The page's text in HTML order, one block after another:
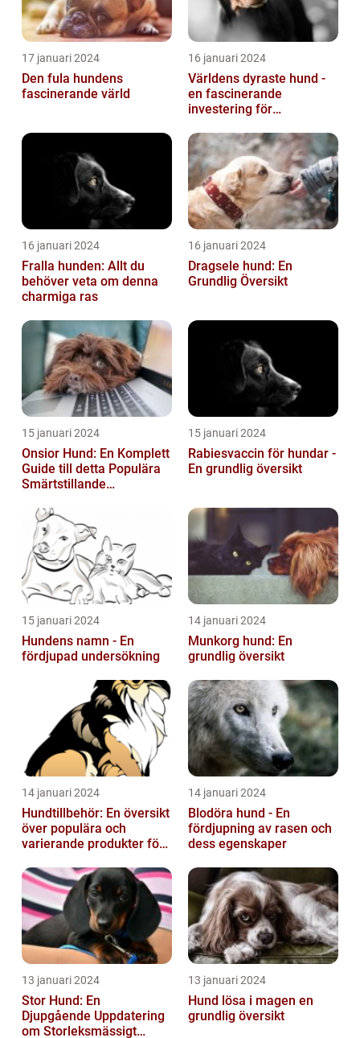
17 januari 2024
Den fula hundens
fascinerande värld
16 januari 2024
Världens dyraste hund -
en fascinerande
investering för
16 januari 2024
Fralla hunden: Allt du
behöver veta om denna
charmiga ras
16 januari 2024
Dragsele hund: En
Grundlig Översikt
15 januari 2024
Onsior Hund: En Komplett
Guide till detta Populära
Smärtstillande
15 januari 2024
Rabiesvaccin för hundar -
En grundlig översikt
15 januari 2024
Hundens namn - En
fördjupad undersökning
14 januari 2024
Munkorg hund: En
grundlig översikt
14 januari 2024
Hundtillbehör: En översikt
över populära och
varierande produkter för
14 januari 2024
Blodöra hund - En
fördjupning av rasen och
dess egenskaper
13 januari 2024
Stor Hund: En
Djupgående Uppdatering
om Storleksmässigt
13 januari 2024
Hund lösa i magen en
grundlig översikt